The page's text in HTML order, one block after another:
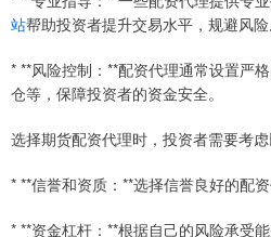
站帮助投资者提升交易水平，规避风险
* **风险控制：**配资代理通常设置严
仓等，保障投资者的资金安全。
选择期货配资代理时，投资者需要考虑
* **信誉和资质：**选择信誉良好的配
* **资金杠杆：**根据自己的风险承受